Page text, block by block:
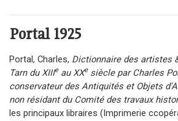
Portal1925
Portal, Charles, Dictionnaire des artistes
Tarn du XIIIeau XXesiècle par Charles
conservateur des Antiquités et Objets
non résidant du Comité des travaux
les principaux libraires (Imprimerie